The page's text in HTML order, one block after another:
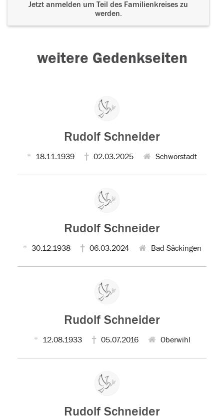
Jetzt anmelden um Teil des Familienkreises zu
werden.
weitere Gedenkseiten
Rudolf Schneider
18.11.1939 02.03.2025 Schwörstadt
Rudolf Schneider
30.12.1938 06.03.2024 Bad Säckingen
Rudolf Schneider
12.08.1933 05.07.2016 Oberwihl
Rudolf Schneider